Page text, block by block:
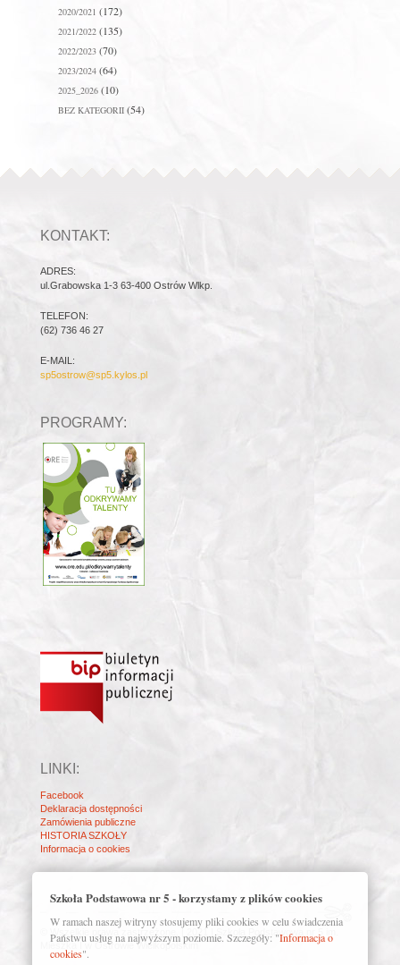
2020/2021 (172)
2021/2022(135)
2022/2023(70)
2023/2024(64)
2025_2026(10)
BEZ KATEGORII(54)
KONTAKT:
ADRES:
ul.Grabowska 1-3 63-400 Ostrów Wlkp.
TELEFON:
(62) 736 46 27
E-MAIL:
sp5ostrow@sp5.kylos.pl
PROGRAMY:
LINKI:
Facebook
Deklaracja dostępności
Zamówienia publiczne
HISTORIA SZKOŁY
Informacja o cookies
© Wszelkie prawa zastrzeżone. | 2021 | Szkoła Podstawowa nr 5 im.
Mieszka I w Ostrowie Wielkopolskim
Szkoła Podstawowa nr 5 - korzystamy z plików cookies
W ramach naszej witryny stosujemy pliki cookies w celu świadczenia
Państwu usług na najwyższym poziomie. Szczegóły: "Informacja o
cookies".